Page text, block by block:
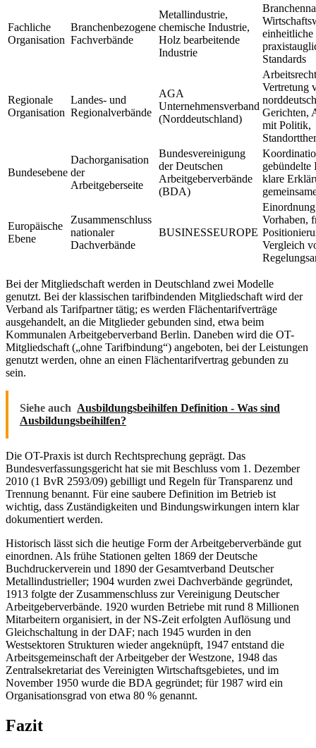
Fachliche
Organisation
Branchenbezogene
Fachverbände
Metallindustrie,
chemische Industrie,
Holz bearbeitende
Industrie
einheitliche
Standards
Regionale
Organisation
Landes- und
Regionalverbände
AGA
Unternehmensverband
(Norddeutschland)
Vertretung
Gerichten,
mit Politik,
Bundesebene
Dachorganisation
der
Arbeitgeberseite
Bundesvereinigung
der Deutschen
Arbeitgeberverbände
(BDA)
gebündelte
klare
Europäische
Ebene
Zusammenschluss
nationaler
Dachverbände
BUSINESSEUROPE
Vorhaben,
Vergleich
Bei der Mitgliedschaft werden in Deutschland zwei Modelle
genutzt. Bei der klassischen tarifbindenden Mitgliedschaft wird der
Verband als Tarifpartner tätig; es werden Flächentarifverträge
ausgehandelt, an die Mitglieder gebunden sind, etwa beim
Kommunalen Arbeitgeberverband Berlin. Daneben wird die OT-
Mitgliedschaft („ohne Tarifbindung“) angeboten, bei der Leistungen
genutzt werden, ohne an einen Flächentarifvertrag gebunden zu
sein.
Siehe auch Ausbildungsbeihilfen Definition - Was sind
Ausbildungsbeihilfen?
Die OT-Praxis ist durch Rechtsprechung geprägt. Das
Bundesverfassungsgericht hat sie mit Beschluss vom 1. Dezember
2010 (1 BvR 2593/09) gebilligt und Regeln für Transparenz und
Trennung benannt. Für eine saubere Definition im Betrieb ist
wichtig, dass Zuständigkeiten und Bindungswirkungen intern klar
dokumentiert werden.
Historisch lässt sich die heutige Form der Arbeitgeberverbände gut
einordnen. Als frühe Stationen gelten 1869 der Deutsche
Buchdruckerverein und 1890 der Gesamtverband Deutscher
Metallindustrieller; 1904 wurden zwei Dachverbände gegründet,
1913 folgte der Zusammenschluss zur Vereinigung Deutscher
Arbeitgeberverbände. 1920 wurden Betriebe mit rund 8 Millionen
Mitarbeitern organisiert, in der NS-Zeit erfolgten Auflösung und
Gleichschaltung in der DAF; nach 1945 wurden in den
Westsektoren Strukturen wieder angeknüpft, 1947 entstand die
Arbeitsgemeinschaft der Arbeitgeber der Westzone, 1948 das
Zentralsekretariat des Vereinigten Wirtschaftsgebietes, und im
November 1950 wurde die BDA gegründet; für 1987 wird ein
Organisationsgrad von etwa 80 % genannt.
Fazit